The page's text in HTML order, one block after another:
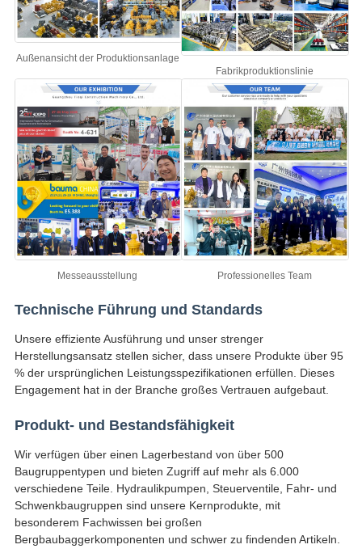
Außenansicht der Produktionsanlage
Fabrikproduktionslinie
Messeausstellung Professionelles Team
Technische Führung und Standards
Unsere effiziente Ausführung und unser strenger
Herstellungsansatz stellen sicher, dass unsere Produkte über 95
% der ursprünglichen Leistungsspezifikationen erfüllen. Dieses
Engagement hat in der Branche großes Vertrauen aufgebaut.
Produkt- und Bestandsfähigkeit
Wir verfügen über einen Lagerbestand von über 500
Baugruppentypen und bieten Zugriff auf mehr als 6.000
verschiedene Teile. Hydraulikpumpen, Steuerventile, Fahr- und
Schwenkbaugruppen sind unsere Kernprodukte, mit
besonderem Fachwissen bei großen
Bergbaubaggerkomponenten und schwer zu findenden Artikeln.